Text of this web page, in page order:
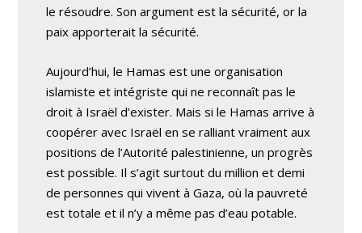
le résoudre. Son argument est la sécurité, or la
paix apporterait la sécurité.
Aujourd’hui, le Hamas est une organisation
islamiste et intégriste qui ne reconnaît pas le
droit à Israël d’exister. Mais si le Hamas arrive à
coopérer avec Israël en se ralliant vraiment aux
positions de l’Autorité palestinienne, un progrès
est possible. Il s’agit surtout du million et demi
de personnes qui vivent à Gaza, où la pauvreté
est totale et il n’y a même pas d’eau potable.